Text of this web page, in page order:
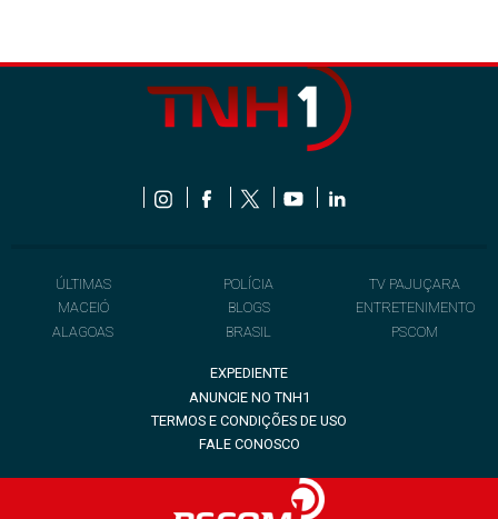
ÚLTIMAS
MACEIÓ
ALAGOAS
POLÍCIA
BLOGS
BRASIL
TV PAJUÇARA
ENTRETENIMENTO
PSCOM
EXPEDIENTE
ANUNCIE NO TNH1
TERMOS E CONDIÇÕES DE USO
FALE CONOSCO